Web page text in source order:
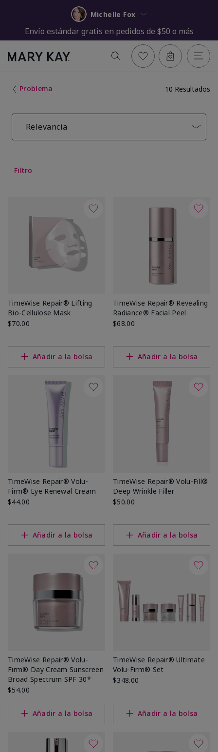
Michelle Fox
Envío estándar gratis en pedidos de $50 o más
Problema 10 Resultados
Relevancia
Filtro
TimeWise Repair® Lifting
Bio-Cellulose Mask
$70.00
Añadir a la bolsa
TimeWise Repair® Revealing
Radiance® Facial Peel
$68.00
Añadir a la bolsa
TimeWise Repair® Volu-
Firm® Eye Renewal Cream
$44.00
Añadir a la bolsa
TimeWise Repair® Volu-Fill®
Deep Wrinkle Filler
$50.00
Añadir a la bolsa
TimeWise Repair® Volu-
Firm® Day Cream Sunscreen
Broad Spectrum SPF 30*
$54.00
Añadir a la bolsa
TimeWise Repair® Ultimate
Volu-Firm® Set
$348.00
Añadir a la bolsa